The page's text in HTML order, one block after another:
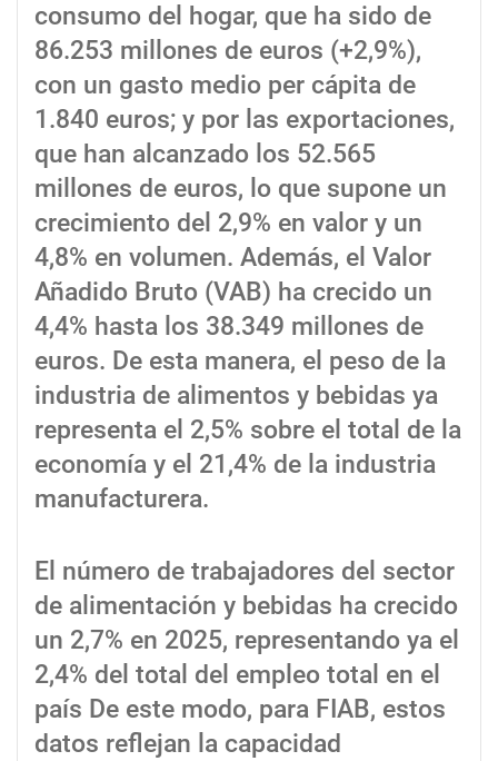
consumo del hogar, que ha sido de
86.253 millones de euros (+2,9%),
con un gasto medio per cápita de
1.840 euros; y por las exportaciones,
que han alcanzado los 52.565
millones de euros, lo que supone un
crecimiento del 2,9% en valor y un
4,8% en volumen. Además, el Valor
Añadido Bruto (VAB) ha crecido un
4,4% hasta los 38.349 millones de
euros. De esta manera, el peso de la
industria de alimentos y bebidas ya
representa el 2,5% sobre el total de la
economía y el 21,4% de la industria
manufacturera.
El número de trabajadores del sector
de alimentación y bebidas ha crecido
un 2,7% en 2025, representando ya el
2,4% del total del empleo total en el
país De este modo, para FIAB, estos
datos reflejan la capacidad